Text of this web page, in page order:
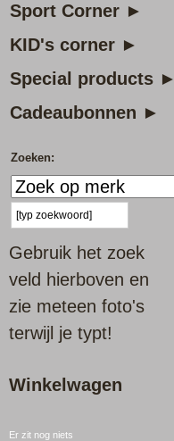
Sport Corner ►
KID's corner ►
Special products ►
Cadeaubonnen ►
Zoeken:
Gebruik het zoek
veld hierboven en
zie meteen foto's
terwijl je typt!
Winkelwagen
Er zit nog niets